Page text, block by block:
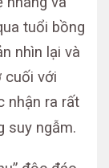
tuổi bồng
nhìn lại và
cuối với
nhận ra rất
suy ngẫm.